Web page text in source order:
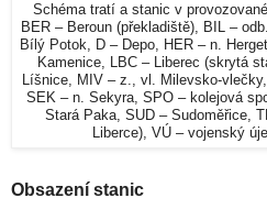
Schéma tratí a stanic v
BER – Beroun (překladiště), BIL –
Bílý Potok, D – Depo, HER – n.
Kamenice, LBC – Liberec (skrytá
Líšnice, MIV – z., vl. Milevsko-
SEK – n. Sekyra, SPO – kolejová
Stará Paka, SUD – Sudoměřice,
Liberce), VÚ – vojenský
Obsazení stanic